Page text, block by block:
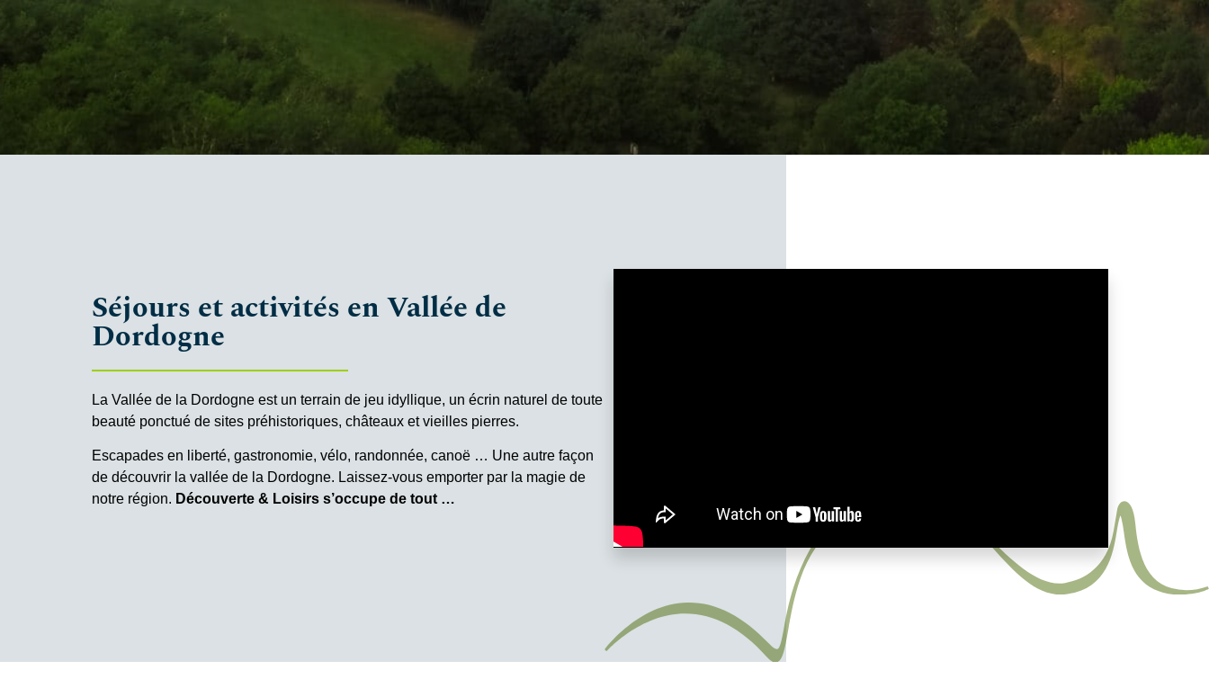
Séjours et activités en Vallée de
Dordogne
La Vallée de la Dordogne est un terrain de jeu idyllique, un écrin naturel de toute
beauté ponctué de sites préhistoriques, châteaux et vieilles pierres.
Escapades en liberté, gastronomie, vélo, randonnée, canoë … Une autre façon
de découvrir la vallée de la Dordogne. Laissez-vous emporter par la magie de
notre région. Découverte & Loisirs s’occupe de tout …